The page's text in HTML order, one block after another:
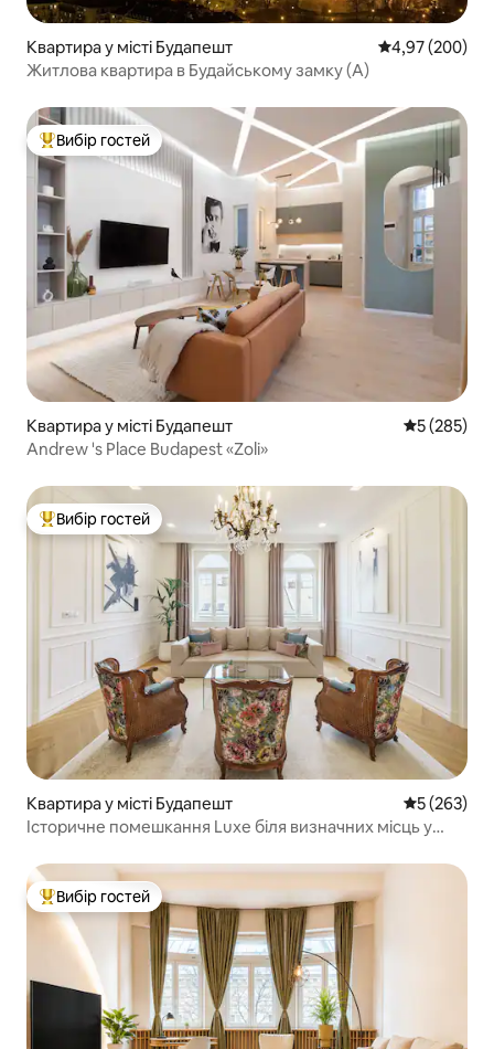
Квартира у місті Будапешт Середня
4,97 (200)
Житлова квартира в Будайському замку (A)
Топ вибір гостей
Вибір гостей
Квартира у місті Будапешт Середня
5 (285)
Andrew 's Place Budapest «Zoli»
Топ вибір гостей
Вибір гостей
Квартира у місті Будапешт Середня
5 (263)
Історичне помешкання Luxe біля визначних місць у
Топ вибір гостей
Вибір гостей